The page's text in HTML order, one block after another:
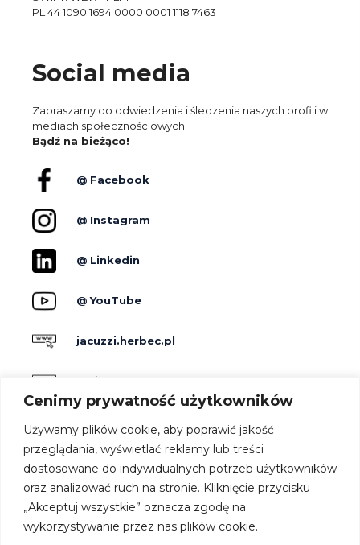
Cenimy prywatność użytkowników
Używamy plików cookie, aby poprawić jakość
przeglądania, wyświetlać reklamy lub treści
dostosowane do indywidualnych potrzeb użytkowników
oraz analizować ruch na stronie. Kliknięcie przycisku
„Akceptuj wszystkie” oznacza zgodę na
wykorzystywanie przez nas plików cookie.
PL 44 1090 1694 0000 0001 1118 7463
Social media
Zapraszamy do odwiedzenia i śledzenia naszych profili w
mediach społecznościowych.
Bądź na bieżąco!
@ Facebook
@ Instagram
@ Linkedin
@ YouTube
jacuzzi.herbec.pl
holidayskypark.pl